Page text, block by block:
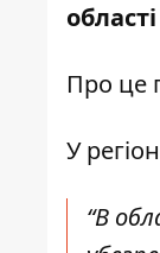
області
Про це
У
“В